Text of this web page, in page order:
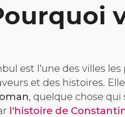
est l'une des villes
et des histoires.
, quelque chose qui
l'histoire de